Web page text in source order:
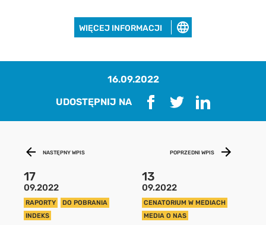
WIĘCEJ INFORMACJI
Pobierz raport
aby pobrać raport podaj swój adres
email
16.09.2022
UDOSTĘPNIJ NA
NASTĘPNY WPIS
17
09.2022
RAPORTY
DO POBRANIA
INDEKS
POPRZEDNI WPIS
13
09.2022
CENATORIUM W MEDIACH
MEDIA O NAS